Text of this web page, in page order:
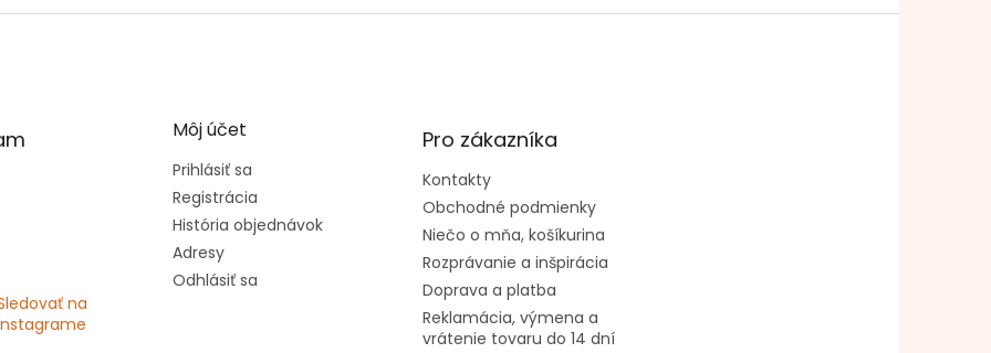
na
Môj účet
Prihlásiť sa
Registrácia
História objednávok
Adresy
Odhlásiť sa
Pro zákazníka
Kontakty
Obchodné podmienky
Niečo o mňa, košíkurina
Rozprávanie a inšpirácia
Doprava a platba
Reklamácia, výmena a
vrátenie tovaru do 14 dní